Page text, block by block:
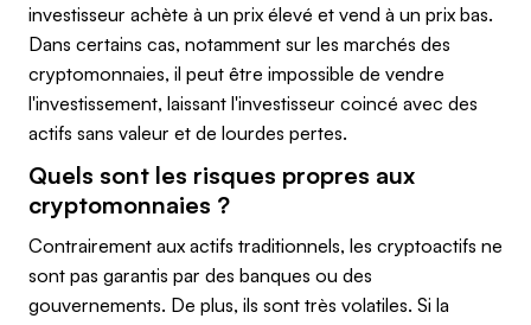
investisseur achète à un prix élevé et vend à un prix bas.
Dans certains cas, notamment sur les marchés des
cryptomonnaies, il peut être impossible de vendre
l'investissement, laissant l'investisseur coincé avec des
actifs sans valeur et de lourdes pertes.
Quels sont les risques propres aux
cryptomonnaies ?
Contrairement aux actifs traditionnels, les cryptoactifs ne
sont pas garantis par des banques ou des
gouvernements. De plus, ils sont très volatiles. Si la